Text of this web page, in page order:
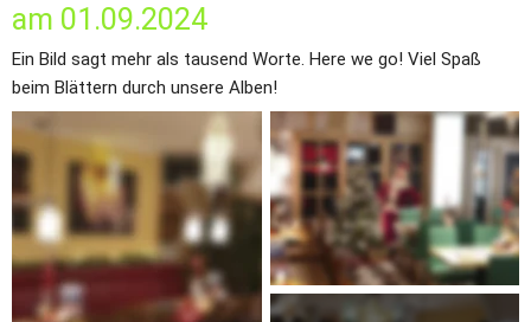
am 01.09.2024
Ein Bild sagt mehr als tausend Worte. Here we go! Viel Spaß
beim Blättern durch unsere Alben!